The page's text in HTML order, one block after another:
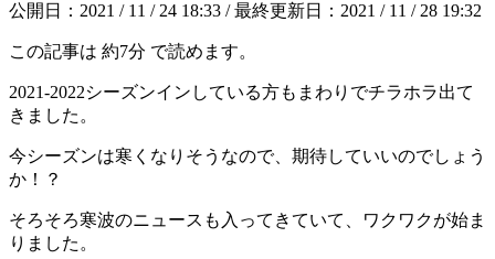
公開日：2021 / 11 / 24 18:33 / 最終更新日：2021 / 11 / 28 19:32
この記事は 約7分 で読めます。
2021-2022シーズンインしている方もまわりでチラホラ出て
きました。
今シーズンは寒くなりそうなので、期待していいのでしょう
か！？
そろそろ寒波のニュースも入ってきていて、ワクワクが始ま
りました。